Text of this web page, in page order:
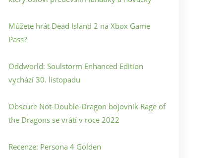
Můžete hrát Dead Island 2 na Xbox Game
Pass?
Oddworld: Soulstorm Enhanced Edition
vychází 30. listopadu
Obscure Not-Double-Dragon bojovník Rage of
the Dragons se vrátí v roce 2022
Recenze: Persona 4 Golden